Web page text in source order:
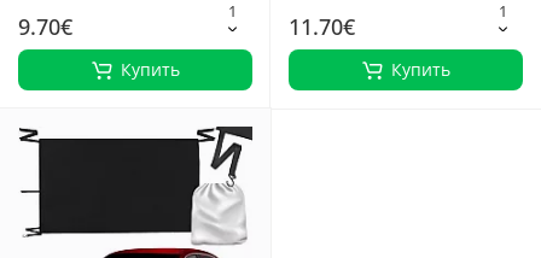
9.70€
Купить
11.70€
Купить